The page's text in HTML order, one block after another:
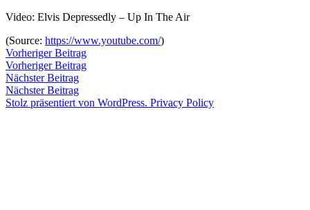
Zum
springen
von
Juni
20164.
Januar
2020
einen
Kommentar
zu
Video: Elvis Depressedly – Up In The Air
(Source: https://www.youtube.com/)
Veröffentlicht
von
snhpfr
6.
Juni
20164.
Januar
Veröffentlicht
in
Uncategorized
Beitragsnavigation
Vorheriger BeitragVorheriger
Beitrag:
Vorheriger Beitrag
Nächster BeitragNächster
Beitrag:
Nächster Beitrag
Stolz präsentiert von WordPress. Privacy Policy